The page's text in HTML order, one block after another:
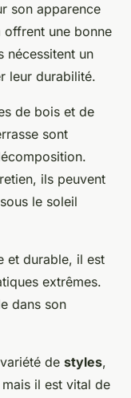
son apparence
offrent une bonne
nécessitent un
leur durabilité.
de bois et de
sont
ils peuvent
le soleil
et durable, il est
extrêmes.
dans son
de styles,
mais il est vital de